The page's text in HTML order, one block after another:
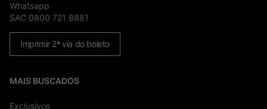
Whatsapp
SAC 0800 721 8881
Imprimir 2ª via do boleto
MAIS BUSCADOS
Exclusivos